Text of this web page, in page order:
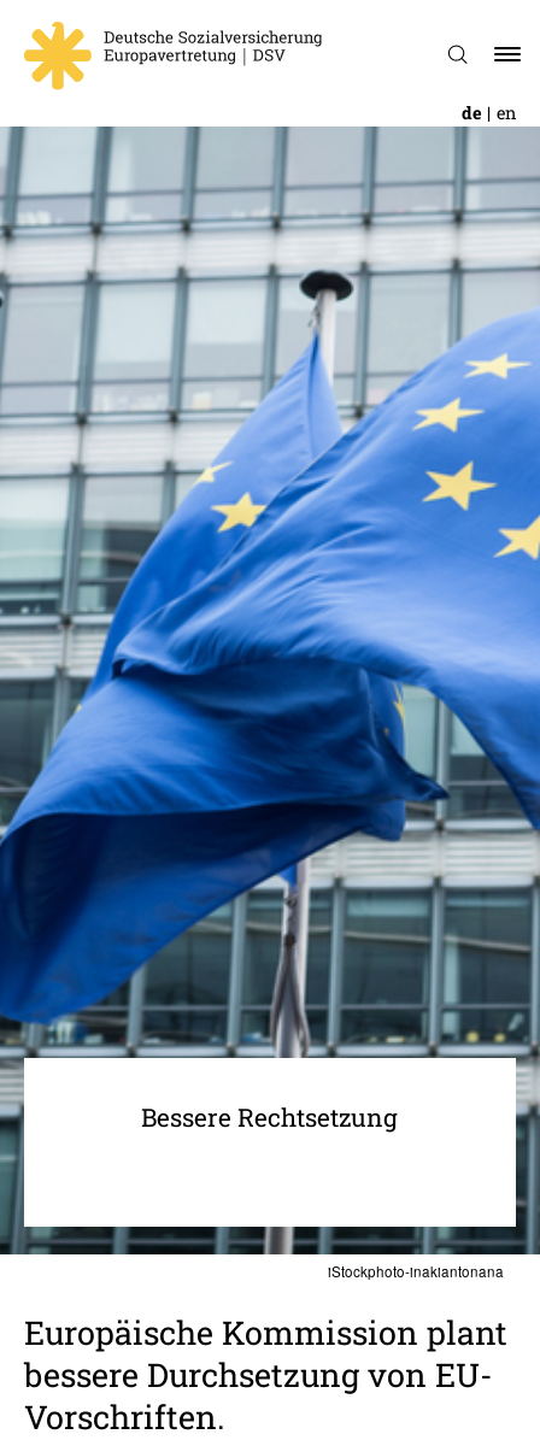
de en
iStockphoto-inakiantonana
Bessere Rechtsetzung
Euro­päi­sche Kommis­sion plant
bessere Durch­set­zung von EU-
Vorschriften.